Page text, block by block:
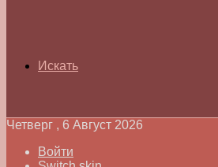
Искать
Четверг , 6 Август 2026
Войти